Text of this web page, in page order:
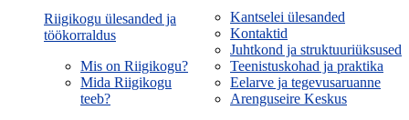
Kantselei ülesanded
Kontaktid
Juhtkond ja struktuuriüksused
Teenistuskohad ja praktika
Eelarve ja tegevusaruanne
Arenguseire Keskus
Riigikogu ülesanded ja
töökorraldus
Mis on Riigikogu?
Mida Riigikogu
teeb?